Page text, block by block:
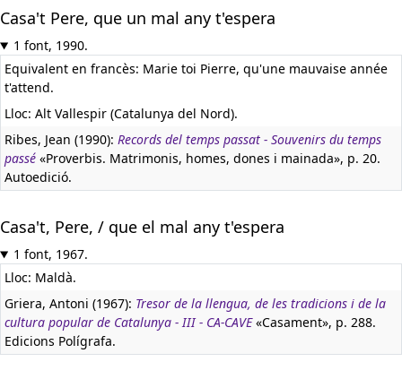
Casa't Pere, que un mal any t'espera
1 font, 1990.
Equivalent en francès: Marie toi Pierre, qu'une mauvaise année
t'attend.
Lloc: Alt Vallespir (Catalunya del Nord).
Ribes, Jean (1990): Records del temps passat - Souvenirs du temps
passé «Proverbis. Matrimonis, homes, dones i mainada», p. 20.
Autoedició.
Casa't, Pere, / que el mal any t'espera
1 font, 1967.
Lloc: Maldà.
Griera, Antoni (1967): Tresor de la llengua, de les tradicions i de la
cultura popular de Catalunya - III - CA-CAVE«Casament», p. 288.
Edicions Polígrafa.